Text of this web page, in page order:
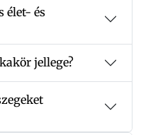
élet- és
jellege?